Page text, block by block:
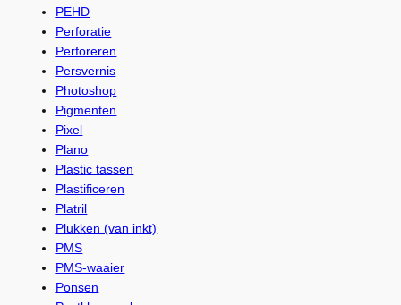
PEHD
Perforatie
Perforeren
Persvernis
Photoshop
Pigmenten
Pixel
Plano
Plastic tassen
Plastificeren
Platril
Plukken (van inkt)
PMS
PMS-waaier
Ponsen